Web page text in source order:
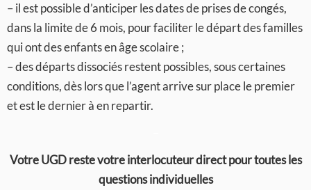
– il est possible d’anticiper les dates de prises de congés,
dans la limite de 6 mois, pour faciliter le départ des familles
qui ont des enfants en âge scolaire ;
– des départs dissociés restent possibles, sous certaines
conditions, dès lors que l’agent arrive sur place le premier
et est le dernier à en repartir.
Votre UGD reste votre interlocuteur direct pour toutes les
questions individuelles